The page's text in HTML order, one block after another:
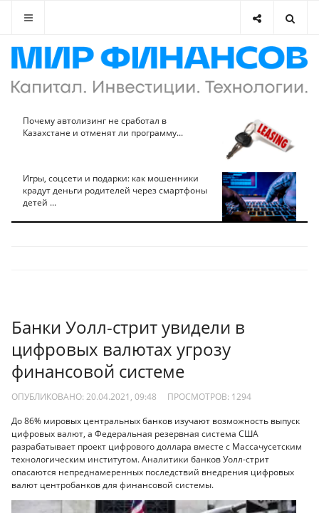
Почему автолизинг не сработал в
Казахстане и отменят ли программу...
Игры, соцсети и подарки: как мошенники
крадут деньги родителей через смартфоны
детей ...
Банки Уолл-стрит увидели в
цифровых валютах угрозу
финансовой системе
ОПУБЛИКОВАНО: 20.04.2021, 09:48 ПРОСМОТРОВ: 1294
До 86% мировых центральных банков изучают возможность выпуск
цифровых валют, а Федеральная резервная система США
разрабатывает проект цифрового доллара вместе с Массачусетским
технологическим институтом. Аналитики банков Уолл-стрит
опасаются непреднамеренных последствий внедрения цифровых
валют центробанков для финансовой системы.